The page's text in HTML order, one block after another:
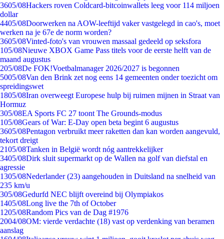
3605/08Hackers roven Coldcard-bitcoinwallets leeg voor 114 miljoen
dollar
4405/08Doorwerken na AOW-leeftijd vaker vastgelegd in cao's, moet
werken na je 67e de norm worden?
3605/08Vinted-foto's van vrouwen massaal gedeeld op seksfora
105/08Nieuwe XBOX Game Pass titels voor de eerste helft van de
maand augustus
205/08De FOK!Voetbalmanager 2026/2027 is begonnen
5005/08Van den Brink zet nog eens 14 gemeenten onder toezicht om
spreidingswet
1805/08Iran overweegt Europese hulp bij ruimen mijnen in Straat van
Hormuz
305/08EA Sports FC 27 toont The Grounds-modus
105/08Gears of War: E-Day open beta begint 6 augustus
3605/08Pentagon verbruikt meer raketten dan kan worden aangevuld,
tekort dreigt
2105/08Tanken in België wordt nóg aantrekkelijker
3405/08Dirk sluit supermarkt op de Wallen na golf van diefstal en
agressie
1305/08Nederlander (23) aangehouden in Duitsland na snelheid van
235 km/u
305/08Gedurfd NEC blijft overeind bij Olympiakos
1405/08Long live the 7th of October
1205/08Random Pics van de Dag #1976
2004/08OM: vierde verdachte (18) vast op verdenking van beramen
aanslag